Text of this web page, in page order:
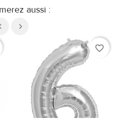
aussi :
favorite_border